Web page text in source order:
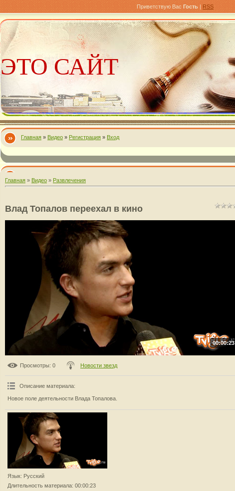
Приветствую Вас Гость | RSS
ЭТО САЙТ
Александра
Комарова
Главная » Видео » Регистрация » Вход
Главная » Видео » Развлечения
Влад Топалов переехал в кино
00:00:23
Просмотры: 0 Новости звезд
Описание материала:
Новое поле деятельности Влада Топалова.
Язык: Русский
Длительность материала: 00:00:23